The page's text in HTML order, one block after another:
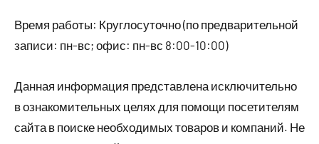
Время работы: Круглосуточно (по предварительной
записи: пн-вс; офис: пн-вс 8:00-10:00)
Данная информация представлена исключительно
в ознакомительных целях для помощи посетителям
сайта в поиске необходимых товаров и компаний. Не